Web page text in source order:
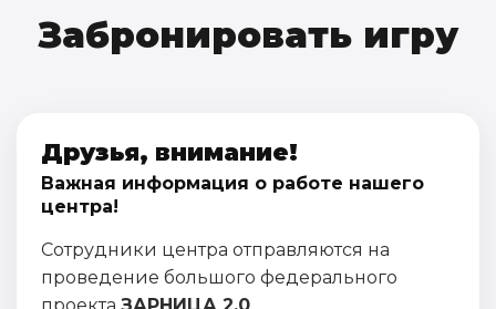
Забронировать игру
Друзья, внимание!
Важная информация о работе нашего
центра!
Сотрудники центра отправляются на
проведение большого федерального